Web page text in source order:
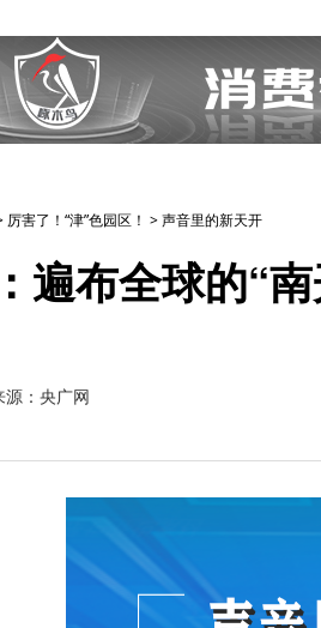
厉害了！“津”色园区！ >声音里的新天开
遍布全球的“
源：央广网